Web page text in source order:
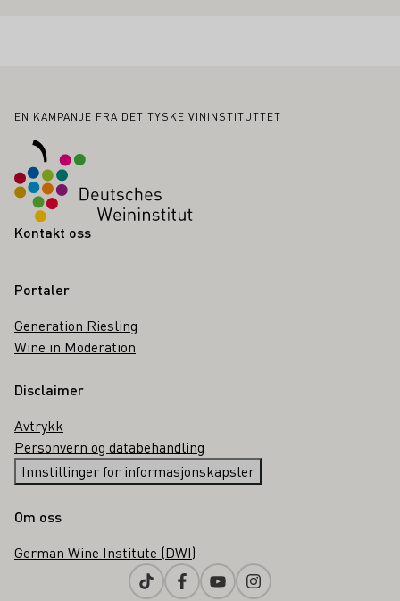
Bunntekst
EN KAMPANJE FRA DET TYSKE VININSTITUTTET
Kontakt oss
Portaler
Generation Riesling
Wine in Moderation
Disclaimer
Avtrykk
Personvern og databehandling
Innstillinger for informasjonskapsler
Om oss
German Wine Institute (DWI)
TiktokFacebookYoutubeInstagram